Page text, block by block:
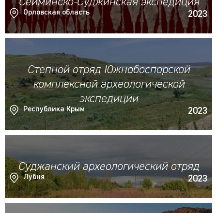
Орловская область 2023
Степной отряд Южнобоспорской
комплексной археологической
экспедиции
Республика Крым 2023
Суджанский археологический отряд
Лубня 2023